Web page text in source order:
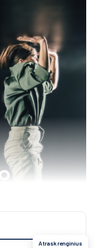
Atrask renginius